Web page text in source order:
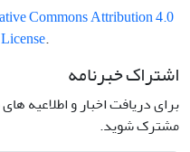
Commons Attribution 4.0
.
اشتراک خبرنامه
برای دریافت اخبار و اطلاعیه
مشترک شوید.